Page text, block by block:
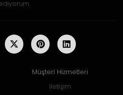
Müşteri Hizmetleri
İletişim